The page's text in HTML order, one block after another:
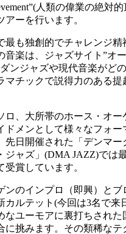
人類の偉業の絶対
アーを行います。
最も独創的でチャレンジ精
音楽は、ジャズサイト”オ
ンジャズや現代音楽がど
マチックで説得力のある提
ロ、大所帯のホース・オー
ドメンとして様々なフォー
先日開催された「デンマー
ジャズ」(DMA JAZZ)では
受賞しています。
ンのインプロ（即興）とブ
カルテット(今回は3名で来
なユーモアに裏打ちされた
に挑みます。その類稀なテ